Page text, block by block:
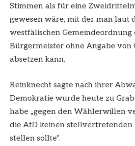
Stimmen als für eine
gewesen wäre, mit der man laut
westfälischen Gemeindeordnung
Bürgermeister ohne Angabe von
absetzen kann.
Reinknecht sagte nach ihrer
Demokratie wurde heute zu
habe „gegen den Wählerwillen
die AfD keinen stellvertretenden
stellen sollte“.